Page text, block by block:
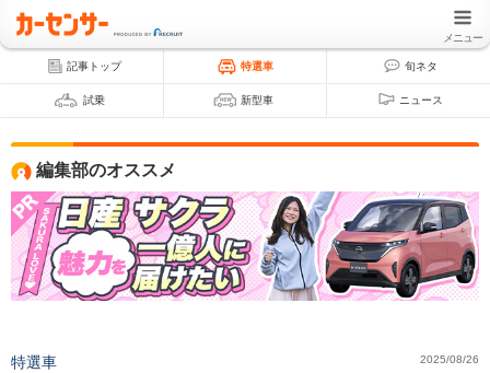
メニュー
記事トップ 特選車 旬ネタ
試乗 新型車 ニュース
編集部のオススメ
特選車 2025/08/26